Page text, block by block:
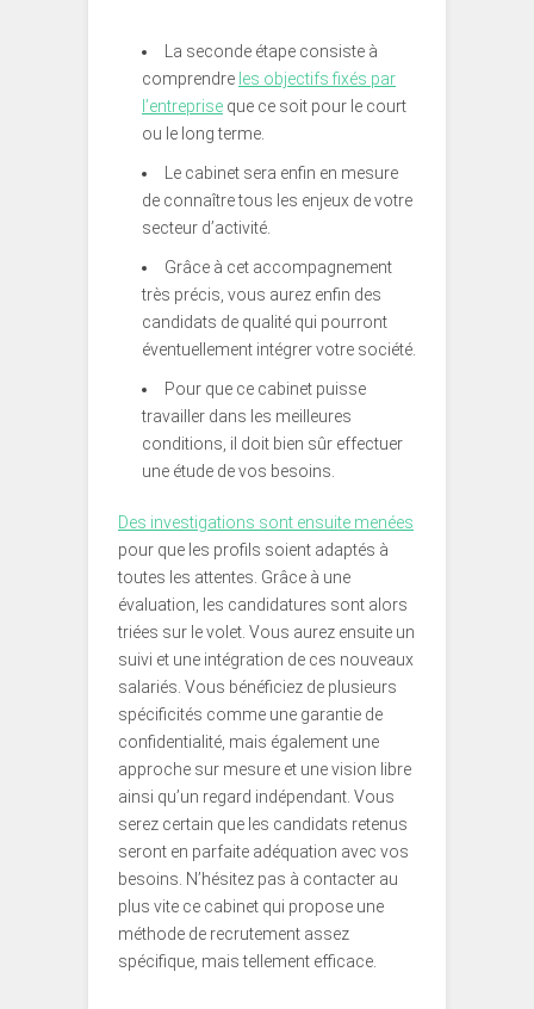
La seconde étape consiste à
comprendre les objectifs fixés par
l’entreprise que ce soit pour le court
ou le long terme.
Le cabinet sera enfin en mesure
de connaître tous les enjeux de votre
secteur d’activité.
Grâce à cet accompagnement
très précis, vous aurez enfin des
candidats de qualité qui pourront
éventuellement intégrer votre société.
Pour que ce cabinet puisse
travailler dans les meilleures
conditions, il doit bien sûr effectuer
une étude de vos besoins.
Des investigations sont ensuite menées
pour que les profils soient adaptés à
toutes les attentes. Grâce à une
évaluation, les candidatures sont alors
triées sur le volet. Vous aurez ensuite un
suivi et une intégration de ces nouveaux
salariés. Vous bénéficiez de plusieurs
spécificités comme une garantie de
confidentialité, mais également une
approche sur mesure et une vision libre
ainsi qu’un regard indépendant. Vous
serez certain que les candidats retenus
seront en parfaite adéquation avec vos
besoins. N’hésitez pas à contacter au
plus vite ce cabinet qui propose une
méthode de recrutement assez
spécifique, mais tellement efficace.